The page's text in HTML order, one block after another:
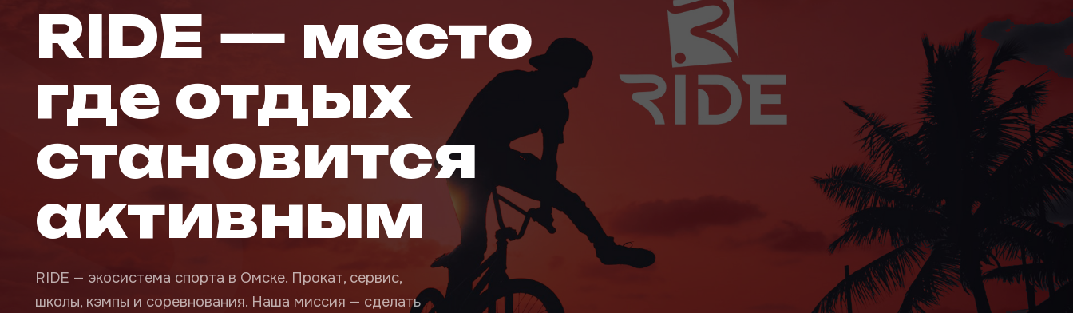
RIDE — место
где отдых
становится
активным
RIDE — экосистема спорта в Омске. Прокат, сервис,
школы, кэмпы и соревнования. Наша миссия — сделать